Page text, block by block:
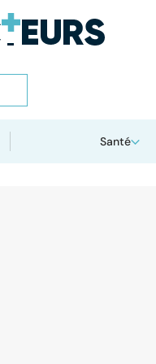
Santé